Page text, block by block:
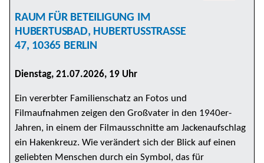
RAUM FÜR BETEILIGUNG IM
HUBERTUSBAD, HUBERTUSSTRASSE 4
7, 10365 BERLIN
Dienstag, 21.07.2026, 19 Uhr
Ein vererbter Familienschatz an Fotos und
Filmaufnahmen zeigen den Großvater in den 1940er-
Jahren, in einem der Filmausschnitte am Jackenaufschlag
ein Hakenkreuz. Wie verändert sich der Blick auf einen
geliebten Menschen durch ein Symbol, das für